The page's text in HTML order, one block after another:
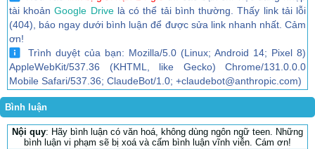
tài khoảnGoogle Drivelà có thể tải bình thường. Thấy link tải lỗi
(404), báo ngay dưới bình luận để được sửa link nhanh nhất. Cảm
ơn!
Trình duyệt của bạn: Mozilla/5.0 (Linux; Android 14; Pixel 8)
AppleWebKit/537.36 (KHTML, like Gecko) Chrome/131.0.0.0
Mobile Safari/537.36; ClaudeBot/1.0; +claudebot@anthropic.com)
Bình luận
Nội quy: Hãy bình luận có văn hoá, không dùng ngôn ngữ teen. Những
bình luận vi phạm sẽ bị xoá và cấm bình luận vĩnh viễn. Cám ơn!